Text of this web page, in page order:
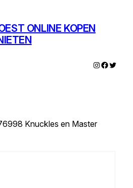
ONLINE KOPEN
Instagram
Twitter
Knuckles en Master